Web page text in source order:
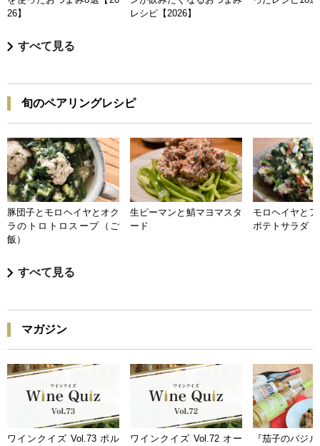
26】
レシピ【2026】
すべて見る
旬のペアリングレシピ
豚団子とモロヘイヤとオク
ラのトロトロスープ（ご
飯）
生ピーマンと鯖マヨマスタ
ード
モロヘイヤと
ポテトサラダ
すべて見る
マガジン
ワインクイズ Vol.73 ポル
ワインクイズ Vol.72 オー
『茄子のバジ